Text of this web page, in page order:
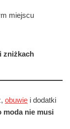
miejscu
zniżkach
obuwie i dodatki
moda nie musi